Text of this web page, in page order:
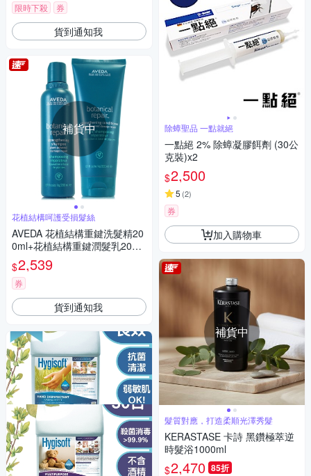
限時下殺
券
貨到通知我
補貨中
花植結構呵護受損髮絲
AVEDA 花植結構重鍵洗髮精20
0ml+花植結構重鍵潤髮乳200m
l(正統公司貨)
$2,539
券
貨到通知我
除蟑聖品 一點就絕
一點絕 2% 除蟑凝膠餌劑 (30公
克裝)x2
$2,500
5 (2)
券
加入購物車
補貨中
髮質對應，打造柔順光澤秀髮
KERASTASE 卡詩 黑鑽極萃逆
時髮浴1000ml
$2,470 85折